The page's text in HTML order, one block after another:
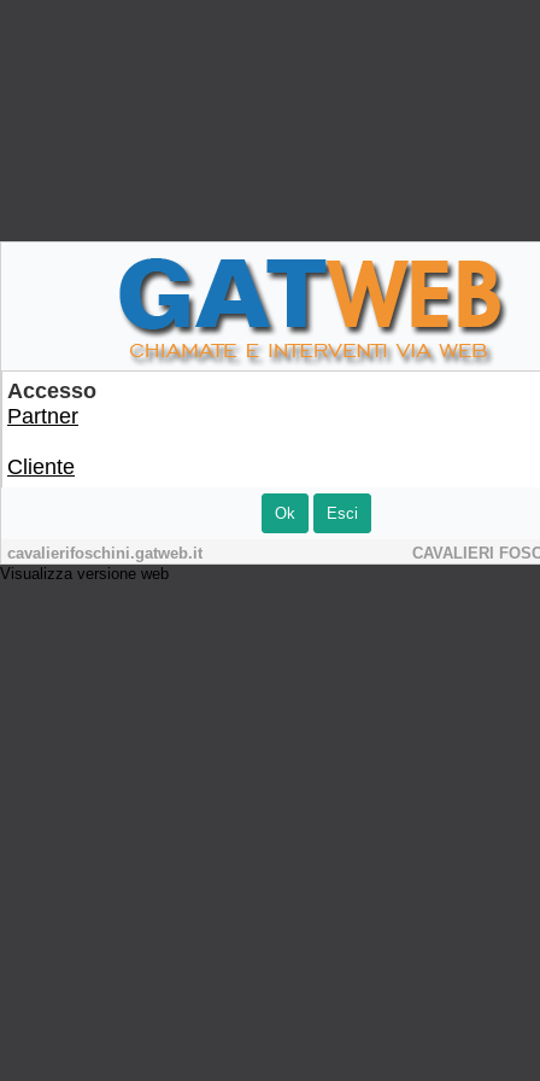
Accesso
Partner
Cliente
Ok Esci
cavalierifoschini.gatweb.it
CAVALIERI
Visualizza versione web